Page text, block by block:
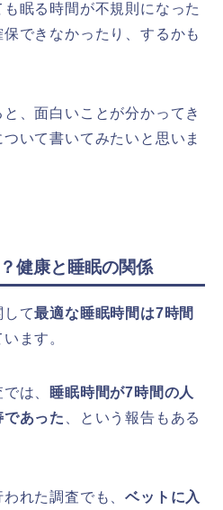
眠る時間が不規則になった
できなかったり、するかも
、面白いことが分かってき
いて書いてみたいと思いま
健康と睡眠の関係
して最適な睡眠時間は7時間
ます。
は、
睡眠時間が7時間の人
あった
、という報告もある
れた調査でも、ベットに入